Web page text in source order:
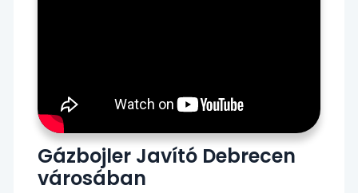
Gázbojler Javító Debrecen
városában